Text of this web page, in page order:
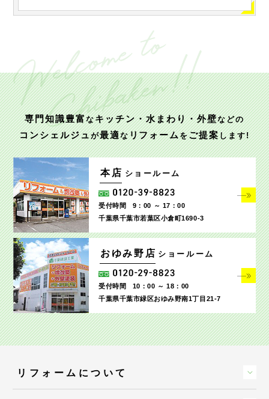
専門知識豊富なキッチン・水まわり・外壁などの
コンシェルジュが最適なリフォームをご提案します!
本店 ショールーム
受付時間
9：00 ～ 17：00
千葉県千葉市若葉区小倉町1690‐3
おゆみ野店 ショールーム
受付時間
10：00 ～ 18：00
千葉県千葉市緑区おゆみ野南1丁目21-7
リフォームについて